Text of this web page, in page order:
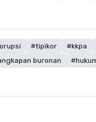
#tipikor #kkpa
buronan